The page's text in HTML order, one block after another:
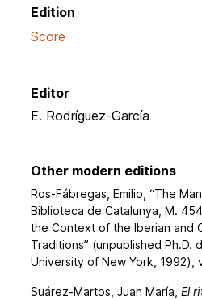
Edition
Score
Editor
E. Rodríguez-García
Other modern editions
Ros-Fábregas, Emilio, “The
Biblioteca de Catalunya, M.
the Context of the Iberian and
Traditions” (unpublished Ph.D.
University of New York, 1992),
Suárez-Martos, Juan María,El